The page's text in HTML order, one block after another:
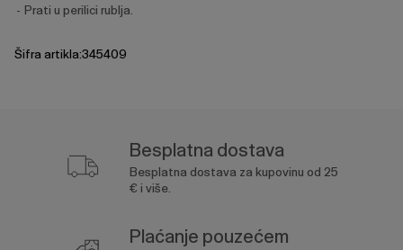
Prati u perilici rublja.
Šifra artikla:345409
Besplatna dostava
Besplatna dostava za kupovinu od 25
€ i više.
Plaćanje pouzećem